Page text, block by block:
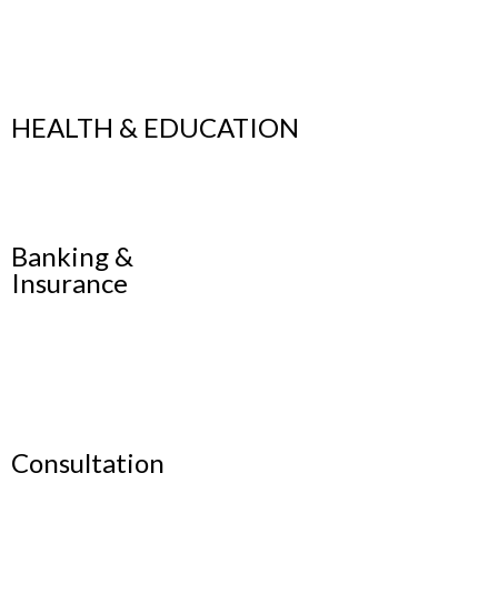
HEALTH & EDUCATION
Banking &
Insurance
Consultation